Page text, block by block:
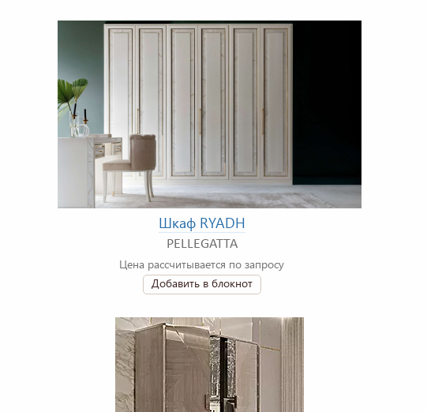
Шкаф RYADH
PELLEGATTA
Цена рассчитывается по запросу
Добавить в блокнот